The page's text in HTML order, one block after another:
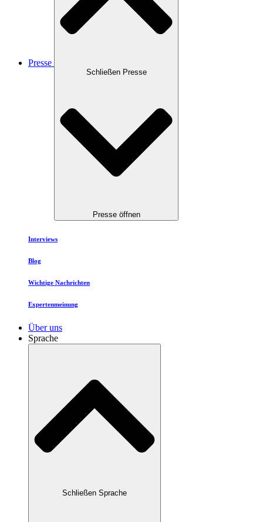
Presse
Schließen Presse
Presse öffnen
Interviews
Blog
Wichtige Nachrichten
Expertenmeinung
Über uns
Sprache
Schließen Sprache